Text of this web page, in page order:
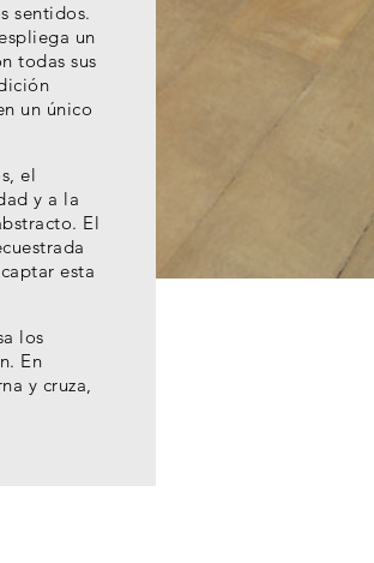
sentidos.
un
todas sus
un único
el
y a la
El
esta
los
En
y cruza,